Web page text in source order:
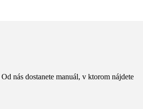
Od nás dostanete manuál, v ktorom nájdete